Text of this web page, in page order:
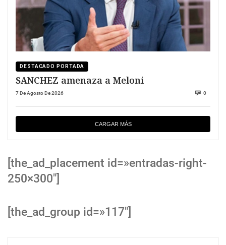
DESTACADO PORTADA
SANCHEZ amenaza a Meloni
7 De Agosto De 2026 0
CARGAR MÁS
[the_ad_placement id=»entradas-right-
250×300″]
[the_ad_group id=»117″]